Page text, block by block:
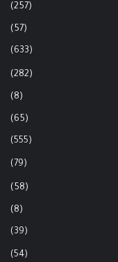
(257)
(57)
(633)
(282)
(8)
(65)
(555)
(79)
(58)
(8)
(39)
(54)